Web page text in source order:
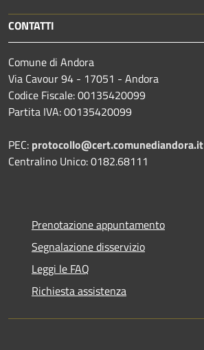
CONTATTI
Comune di Andora
Via Cavour 94 - 17051 - Andora
Codice Fiscale: 00135420099
Partita IVA: 00135420099
PEC: protocollo@cert.comunediandora.it
Centralino Unico: 0182.68111
Prenotazione appuntamento
Segnalazione disservizio
Leggi le FAQ
Richiesta assistenza